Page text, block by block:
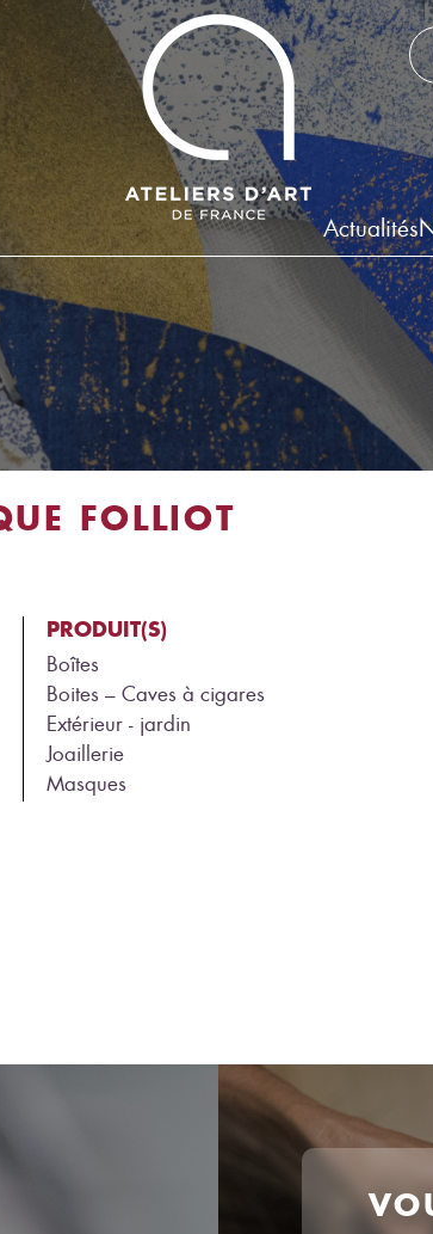
Actualités
FOLLIOT
PRODUIT(S)
Boîtes
Boites – Caves à cigares
Extérieur - jardin
Joaillerie
Masques